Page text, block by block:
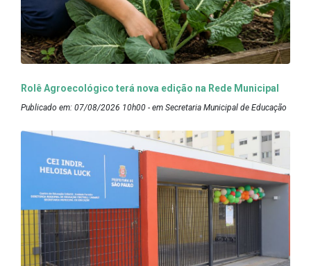
Rolê Agroecológico terá nova edição na Rede Municipal
Publicado em: 07/08/2026 10h00 - em Secretaria Municipal de Educação